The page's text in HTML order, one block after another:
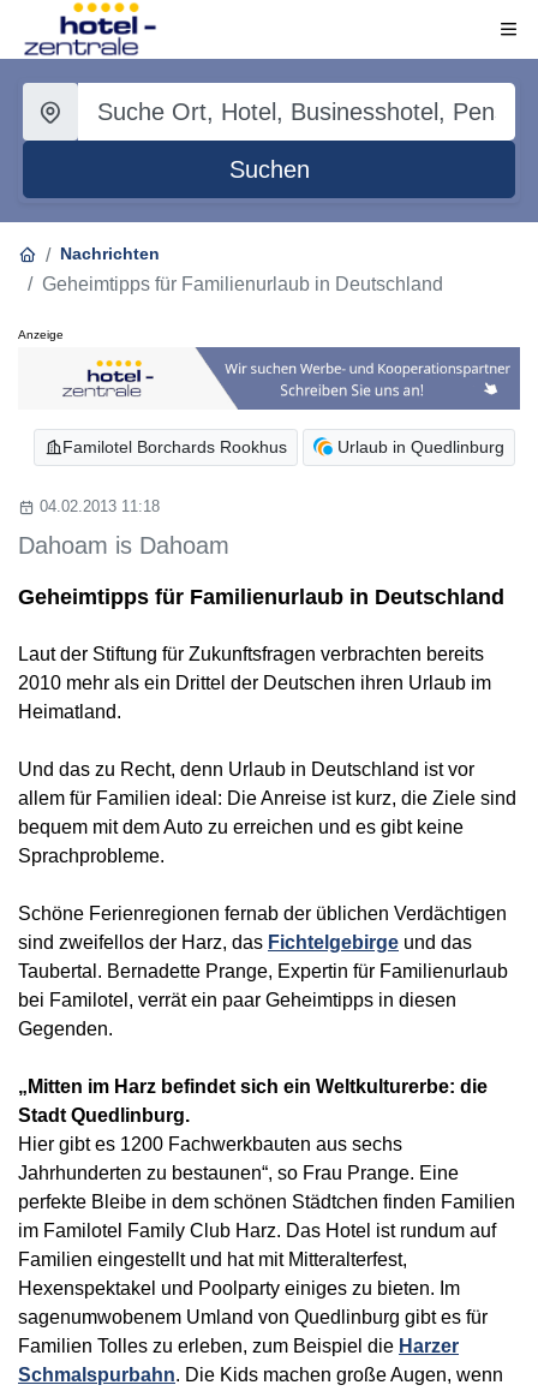
Suchen
Nachrichten
Geheimtipps für Familienurlaub in Deutschland
Anzeige
Familotel Borchards Rookhus Urlaub in Quedlinburg
04.02.2013 11:18
Dahoam is Dahoam
Geheimtipps für Familienurlaub in Deutschland
Laut der Stiftung für Zukunftsfragen verbrachten bereits
2010 mehr als ein Drittel der Deutschen ihren Urlaub im
Heimatland.
Und das zu Recht, denn Urlaub in Deutschland ist vor
allem für Familien ideal: Die Anreise ist kurz, die Ziele sind
bequem mit dem Auto zu erreichen und es gibt keine
Sprachprobleme.
Schöne Ferienregionen fernab der üblichen Verdächtigen
sind zweifellos der Harz, das Fichtelgebirge und das
Taubertal. Bernadette Prange, Expertin für Familienurlaub
bei Familotel, verrät ein paar Geheimtipps in diesen
Gegenden.
„Mitten im Harz befindet sich ein Weltkulturerbe: die
Stadt Quedlinburg.
Hier gibt es 1200 Fachwerkbauten aus sechs
Jahrhunderten zu bestaunen“, so Frau Prange. Eine
perfekte Bleibe in dem schönen Städtchen finden Familien
im Familotel Family Club Harz. Das Hotel ist rundum auf
Familien eingestellt und hat mit Mitteralterfest,
Hexenspektakel und Poolparty einiges zu bieten. Im
sagenumwobenem Umland von Quedlinburg gibt es für
Familien Tolles zu erleben, zum Beispiel die Harzer
Schmalspurbahn. Die Kids machen große Augen, wenn